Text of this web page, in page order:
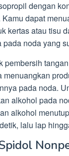
dengan
dapat
kertas atau tisu
noda yang
pembersih
menuangkan
pada noda.
alkohol pada
alkohol
lalu lap